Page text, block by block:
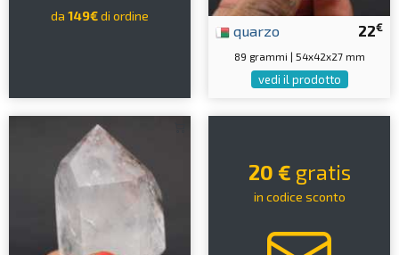
da 149€di ordine
22€
quarzo
89 grammi | 54x42x27 mm
vedi il prodotto
20 € gratis
in codice sconto